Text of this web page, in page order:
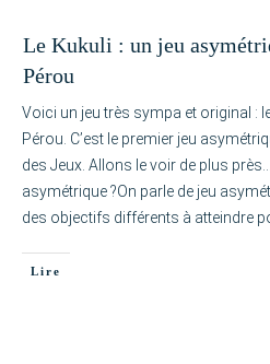
Le Kukuli : un jeu
Pérou
Voici un jeu très sympa et original :
Pérou. C’est le premier jeu
des Jeux. Allons le voir de plus
asymétrique ?On parle de jeu
des objectifs différents à atteindre
Lire